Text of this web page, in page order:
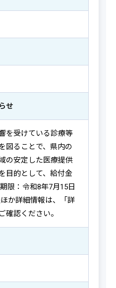
せ
を受けている診療等
図ることで、県内の
の安定した医療提供
目的として、給付金
限：令和8年7月15日
か詳細情報は、「詳
確認ください。